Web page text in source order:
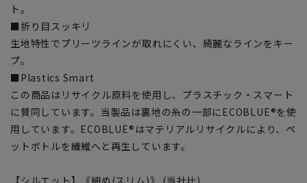
ト。
■折り目スッキリ
生地特性でプリーツラインが取れにくい、綺麗なラインをキー
プ。
■Plastics Smart
この商品はリサイクル原料を使用し、プラスチック・スマート
に賛同しています。当製品は裏地の糸の一部にECOBLUE®を使
用しています。ECOBLUE®はマテリアルリサイクルにより、ペ
ットボトルを繊維へと再生しています。
【シルエット】《細め(スリム)》 (当社比)